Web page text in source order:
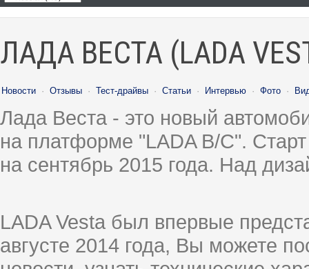
ЛАДА ВЕСТА (LADA
Новости · Отзывы · Тест-драйвы · Статьи · Интервью · Фото ·
Лада Веста - это новый
на платформе "LADA B/C".
на сентябрь 2015 года. Над
LADA Vesta был впервые
августе 2014 года, Вы можете